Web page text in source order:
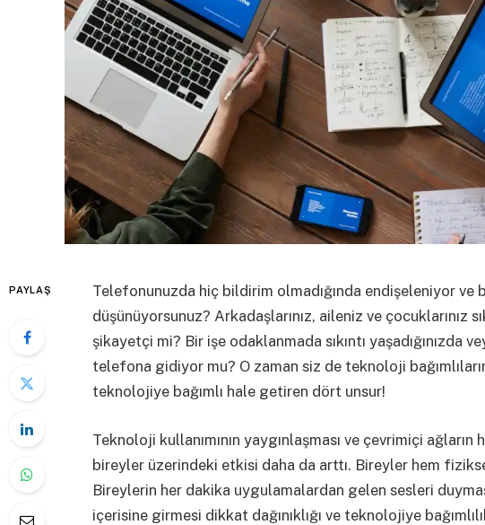
PAYLAŞ
Telefonunuzda hiç bildirim olmadığında endişeleniyor ve
düşünüyorsunuz? Arkadaşlarınız, aileniz ve çocuklarınız
şikayetçi mi? Bir işe odaklanmada sıkıntı yaşadığınızda
telefona gidiyor mu? O zaman siz de teknoloji
teknolojiye bağımlı hale getiren dört unsur!
Teknoloji kullanımının yaygınlaşması ve çevrimiçi
bireyler üzerindeki etkisi daha da arttı. Bireyler hem
Bireylerin her dakika uygulamalardan gelen sesleri
içerisine girmesi dikkat dağınıklığı ve teknolojiye